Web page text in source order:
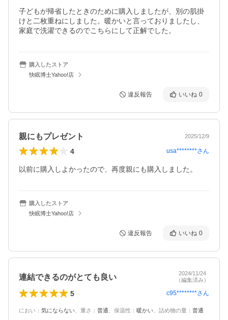
子どもが帰省したときのために購入しましたが、別の肌掛
けと二枚重ねにしました。暖かいと言っておりましたし、
家庭で洗濯できるのでこちらにして正解でした。
購入したストア
快眠博士Yahoo!店
違反報告 いいね 0
親にもプレゼント 2025/12/9
4 usa********さん
以前に購入しよかったので、再度親にも購入しました。
購入したストア
快眠博士Yahoo!店
違反報告 いいね 0
連結できるのがとても良い
2024/11/24
（編集済み）
5 c95********さん
におい ： 気にならない 重さ ： 普通 保温性 ： 暖かい 詰め物の量 ： 普通